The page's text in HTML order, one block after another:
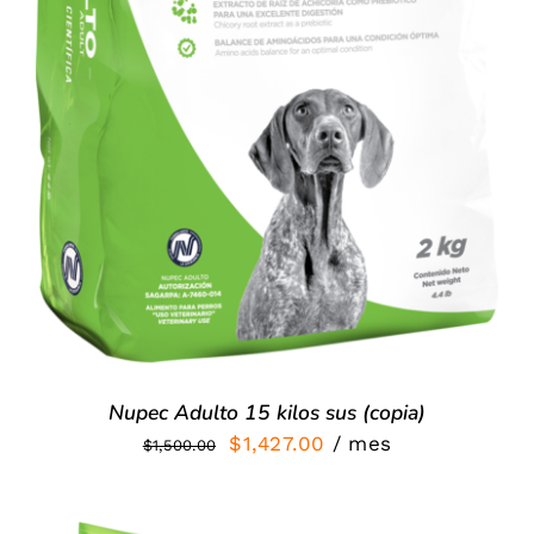
Nupec Adulto 15 kilos sus (copia)
$1,500.00
El
$1,427.00 El
/ mes